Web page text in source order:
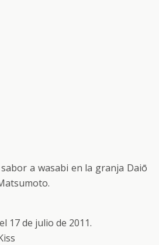
a wasabi en la granja Daiō
17 de julio de 2011.